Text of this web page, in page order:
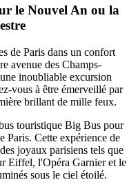
le Nouvel An ou la
de Paris dans un confort
avenue des Champs-
inoubliable excursion
vous à être émerveillé par
brillant de mille feux.
touristique Big Bus pour
Paris. Cette expérience de
joyaux parisiens tels que
Eiffel, l'Opéra Garnier et le
sous le ciel étoilé.